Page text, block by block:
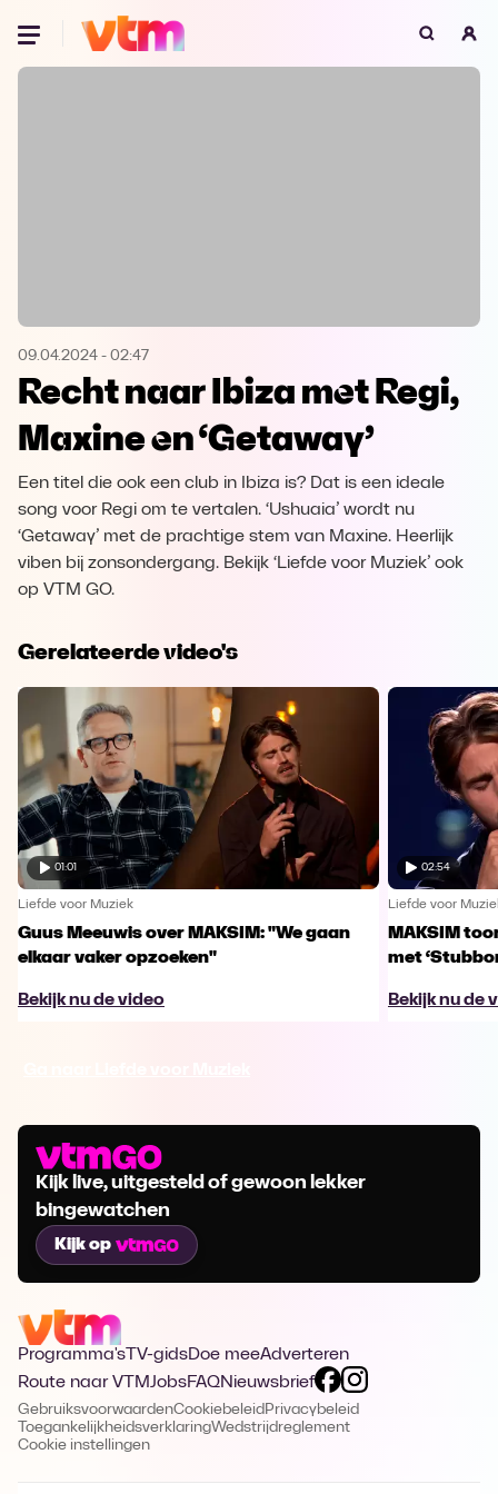
Oeps, browser niet ondersteund
Microsoft Edge Download
Opera Download
09.04.2024 - 02:47
Recht naar Ibiza met Regi,
Maxine en ‘Getaway’
Een titel die ook een club in Ibiza is? Dat is een ideale
song voor Regi om te vertalen. ‘Ushuaia’ wordt nu
‘Getaway’ met de prachtige stem van Maxine. Heerlijk
viben bij zonsondergang. Bekijk ‘Liefde voor Muziek’ ook
op VTM GO.
Gerelateerde video's
01:01
Liefde voor Muziek
Guus Meeuwis over MAKSIM: "We gaan
elkaar vaker opzoeken"
Bekijk nu de video
02:54
Liefde voor
MAKSIM
met
Bekijk nu de
Kijk live, uitgesteld of gewoon lekker
bingewatchen
Kijk op
Programma's TV-gidsDoe meeAdverteren
Route naar VTMJobsFAQNieuwsbrief
GebruiksvoorwaardenCookiebeleid Privacybeleid
ToegankelijkheidsverklaringWedstrijdreglement
Cookie instellingen